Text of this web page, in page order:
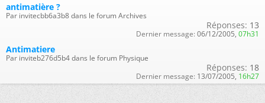
antimatière ?
Par invitecbb6a3b8 dans le forum Archives
Réponses: 13
Dernier message: 06/12/2005, 07h31
Antimatiere
Par inviteb276d5b4 dans le forum Physique
Réponses: 18
Dernier message: 13/07/2005, 16h27